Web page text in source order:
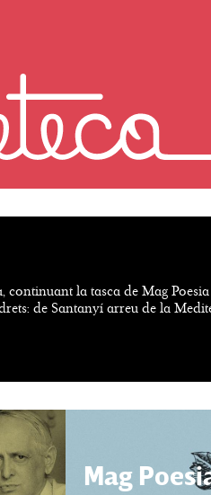
continuant la tasca de Mag
de Santanyí arreu de la
Mag